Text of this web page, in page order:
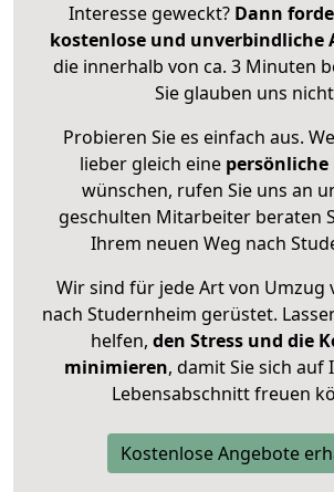
Interesse geweckt? Dann
kostenlose und unverbindliche
die innerhalb von ca. 3 Minuten
Sie glauben uns
Probieren Sie es einfach aus.
lieber gleich eine
wünschen, rufen Sie uns an
geschulten Mitarbeiter beraten
Ihrem neuen Weg nach
Wir sind für jede Art von Umzug
nach Studernheim gerüstet.
helfen, den Stress und die
minimieren, damit Sie sich auf
Lebensabschnitt freuen
Kostenlose Angebote